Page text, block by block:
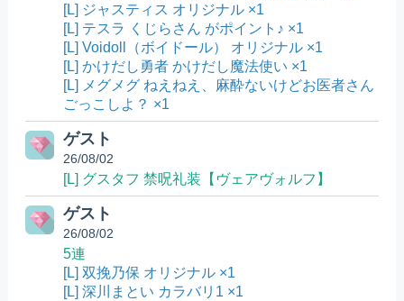
[L] ジャスティス オリジナル ×1
[L] テスラ くじらさん がポイント♪ ×1
[L] Voidoll（ボイドール） オリジナル ×1
[L] かけだし勇者 かけだし魔法使い ×1
[L] メグメグ ねえねえ、麻酔ないけどお医者さん
ごっこしよ？ ×1
ゲスト
26/08/02
[L] グスタフ 禁呪礼装【ヴェアヴォルフ】
ゲスト
26/08/02
5連
[L] 双挽乃保 オリジナル ×1
[L] 深川まとい カラバリ1 ×1